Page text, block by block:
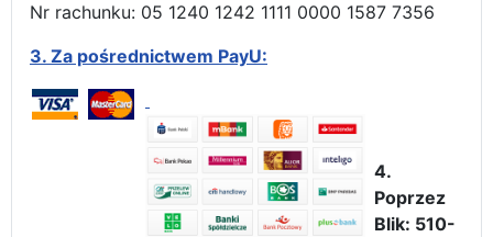
Nr rachunku: 05 1240 1242 1111 0000 1587 7356
3. Za pośrednictwem PayU:
4.
Poprzez
Blik: 510-